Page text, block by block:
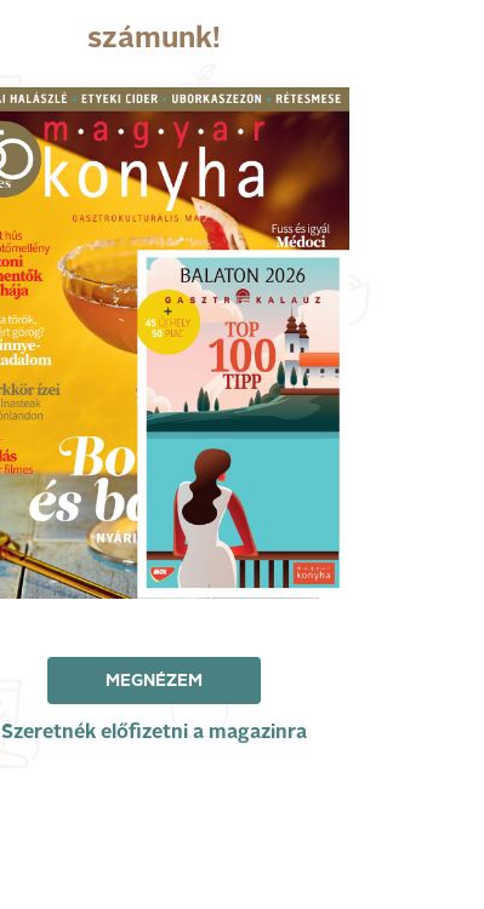
számunk!
MEGNÉZEM
Szeretnék előfizetni a magazinra